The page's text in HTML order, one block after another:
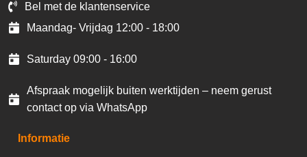
Bel met de klantenservice
Maandag- Vrijdag 12:00 - 18:00
Saturday 09:00 - 16:00
Afspraak mogelijk buiten werktijden – neem gerust
contact op via WhatsApp
Informatie